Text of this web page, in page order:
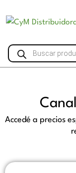
Búsqueda
de
productos
Accedé a precios